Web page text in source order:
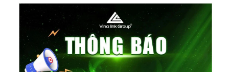
HOÀN THÀNH ĐÀO TẠO CƠ BẢN TRONG 30
NGÀY